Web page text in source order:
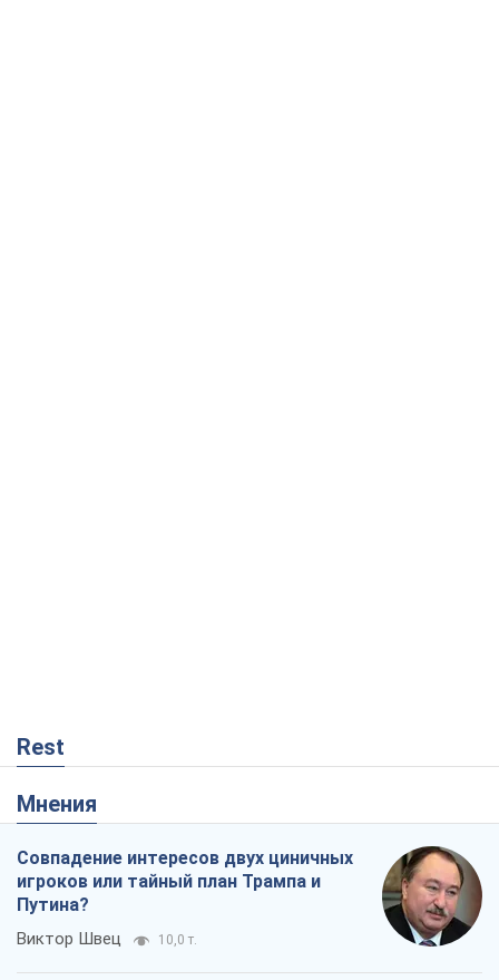
Rest
Мнения
Совпадение интересов двух циничных
игроков или тайный план Трампа и
Путина?
Виктор Швец 10,0 т.